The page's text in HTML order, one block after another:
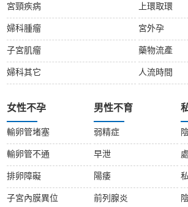
宮頸疾病
婦科腫瘤
子宮肌瘤
婦科其它
上環取環
宮外孕
藥物流產
人流時間
女性不孕
輸卵管堵塞
輸卵管不通
排卵障礙
子宮內膜異位
男性不育
弱精症
早泄
陽痿
前列腺炎